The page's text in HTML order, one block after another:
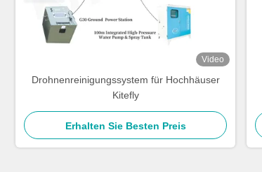
Video
Drohnenreinigungssystem für Hochhäuser
Kitefly
Erhalten Sie Besten Preis